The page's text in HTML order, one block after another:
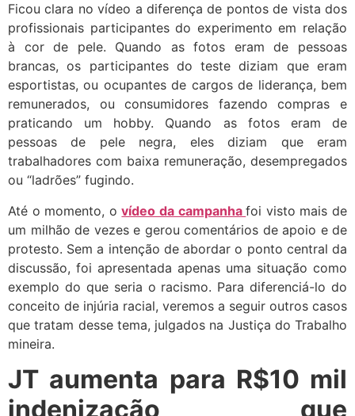
Ficou clara no vídeo a diferença de pontos de vista dos
profissionais participantes do experimento em relação
à cor de pele. Quando as fotos eram de pessoas
brancas, os participantes do teste diziam que eram
esportistas, ou ocupantes de cargos de liderança, bem
remunerados, ou consumidores fazendo compras e
praticando um hobby. Quando as fotos eram de
pessoas de pele negra, eles diziam que eram
trabalhadores com baixa remuneração, desempregados
ou “ladrões” fugindo.
Até o momento, ovídeo da campanhafoi visto mais de
um milhão de vezes e gerou comentários de apoio e de
protesto. Sem a intenção de abordar o ponto central da
discussão, foi apresentada apenas uma situação como
exemplo do que seria o racismo. Para diferenciá-lo do
conceito de injúria racial, veremos a seguir outros casos
que tratam desse tema, julgados na Justiça do Trabalho
mineira.
JT aumenta para R$10 mil
indenização que